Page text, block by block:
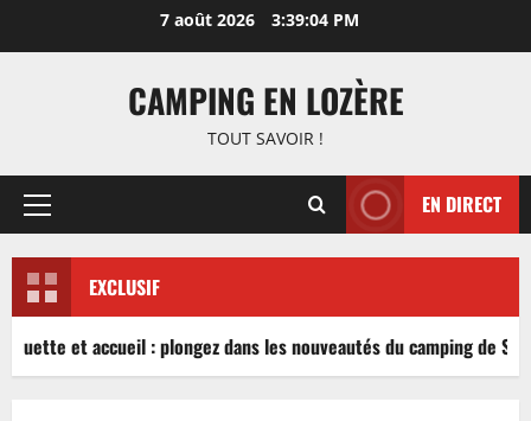
7 août 2026 3:39:05 PM
CAMPING EN LOZÈRE
TOUT SAVOIR !
Menu
EN DIRECT
EXCLUSIF
et accueil : plongez dans les nouveautés du camping de